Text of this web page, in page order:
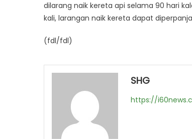
dilarang naik kereta api selama 90 hari
kali, larangan naik kereta dapat
(fdl/fdl)
SHG
https://